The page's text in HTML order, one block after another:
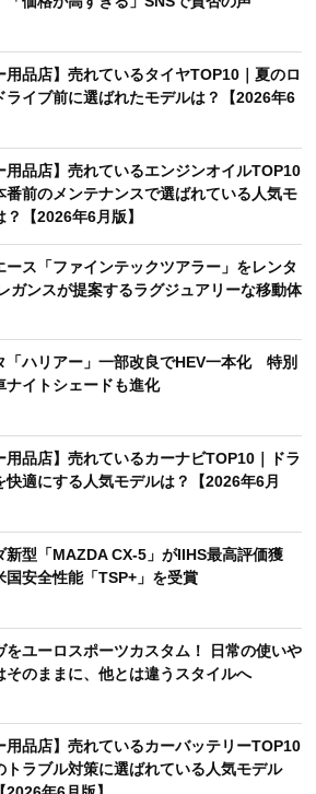
用品店】売れているタイヤTOP10｜夏のロ
ライブ前に選ばれたモデルは？【2026年6
用品店】売れているエンジンオイルTOP10
番前のメンテナンスで選ばれている人気モ
？【2026年6月版】
ース「ファインテックツアラー」をレンタ
ガンスが提案するラグジュアリーな移動体
「ハリアー」一部改良でHEV一本化 特別
ナイトシェードも進化
用品店】売れているカーナビTOP10｜ドラ
快適にする人気モデルは？【2026年6月
新型「MAZDA CX-5」がIIHS最高評価獲
安全性能「TSP+」を受賞
をユーロスポーツカスタム！ 日常の使いや
そのままに、他とは違うスタイルへ
用品店】売れているカーバッテリーTOP10
トラブル対策に選ばれている人気モデル